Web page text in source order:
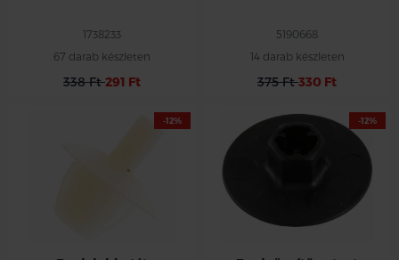
1738233
67 darab készleten
338 Ft291 Ft
5190668
14 darab készleten
375 Ft330 Ft
-12% -12%